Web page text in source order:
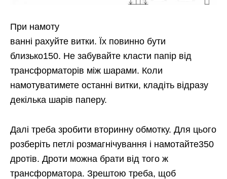
При намоту
ванні рахуйте витки. Їх повинно бути
близько150. Не забувайте класти папір від
трансформаторів між шарами. Коли
намотуватимете останні витки, кладіть відразу
декілька шарів паперу.
Далі треба зробити вторинну обмотку. Для цього
розберіть петлі розмагнічування і намотайте350
дротів. Дроти можна брати від того ж
трансформатора. Зрештою треба, щоб